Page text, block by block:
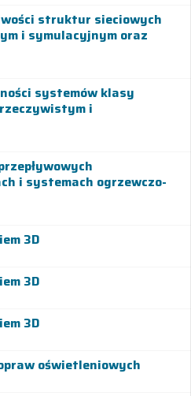
struktur sieciowych
i symulacyjnym oraz
systemów klasy
i
i systemach ogrzewczo-
3D
3D
3D
oświetleniowych